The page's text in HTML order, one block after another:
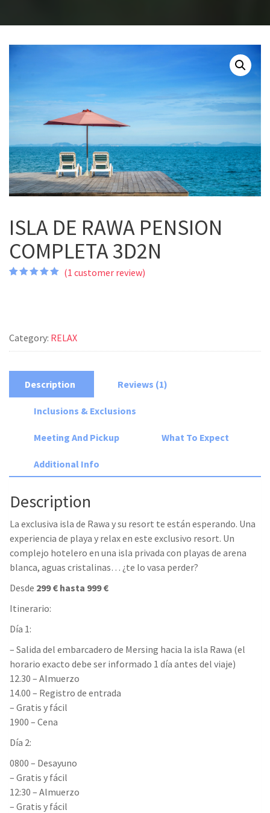
ISLA DE RAWA PENSION
COMPLETA 3D2N
(1 customer review)
Category: RELAX
Description Reviews (1)
Inclusions & Exclusions
Meeting And Pickup What To Expect
Additional Info
Description
La exclusiva isla de Rawa y su resort te están esperando. Una
experiencia de playa y relax en este exclusivo resort. Un
complejo hotelero en una isla privada con playas de arena
blanca, aguas cristalinas… ¿te lo vasa perder?
Desde 299 € hasta 999 €
Itinerario:
Día 1:
– Salida del embarcadero de Mersing hacia la isla Rawa (el
horario exacto debe ser informado 1 día antes del viaje)
12.30 – Almuerzo
14.00 – Registro de entrada
– Gratis y fácil
1900 – Cena
Día 2:
0800 – Desayuno
– Gratis y fácil
12:30 – Almuerzo
– Gratis y fácil